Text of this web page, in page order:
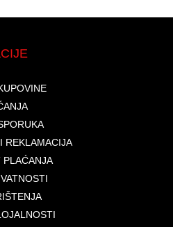
REKLAMACIJA
PLAĆANJA